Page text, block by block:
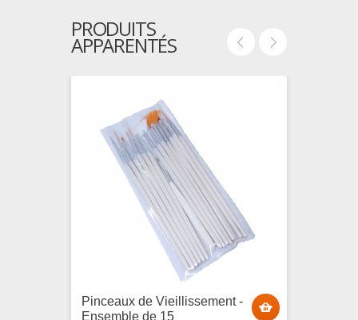
PRODUITS
APPARENTÉS
Pinceaux de Vieillissement -
Ensemble de 15